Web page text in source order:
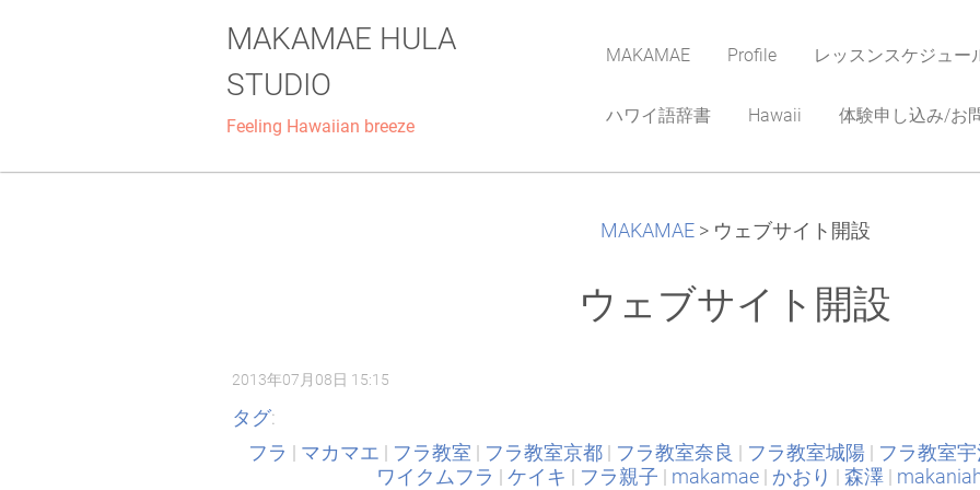
MAKAMAE HULA
STUDIO
Feeling Hawaiian breeze
MAKAMAE Profile レッスンスケジュー
ハワイ語辞書 Hawaii 体験申し込み/お
MAKAMAE > ウェブサイト開設
ウェブサイト開設
2013年07月08日 15:15
タグ:
フラ
マカマエ フラ教室 フラ教室京都 フラ教室奈良 フラ教室城陽
フラ教室
ワイクムフラ
ケイキ フラ親子 makamae かおり 森澤